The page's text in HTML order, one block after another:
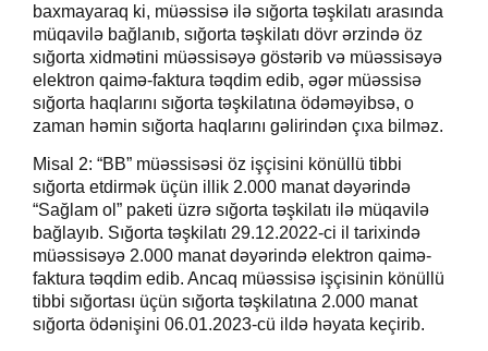
baxmayaraq ki, müəssisə ilə sığorta təşkilatı arasında
müqavilə bağlanıb, sığorta təşkilatı dövr ərzində öz
sığorta xidmətini müəssisəyə göstərib və müəssisəyə
elektron qaimə-faktura təqdim edib, əgər müəssisə
sığorta haqlarını sığorta təşkilatına ödəməyibsə, o
zaman həmin sığorta haqlarını gəlirindən çıxa bilməz.
Misal 2: “BB” müəssisəsi öz işçisini könüllü tibbi
sığorta etdirmək üçün illik 2.000 manat dəyərində
“Sağlam ol” paketi üzrə sığorta təşkilatı ilə müqavilə
bağlayıb. Sığorta təşkilatı 29.12.2022-ci il tarixində
müəssisəyə 2.000 manat dəyərində elektron qaimə-
faktura təqdim edib. Ancaq müəssisə işçisinin könüllü
tibbi sığortası üçün sığorta təşkilatına 2.000 manat
sığorta ödənişini 06.01.2023-cü ildə həyata keçirib.